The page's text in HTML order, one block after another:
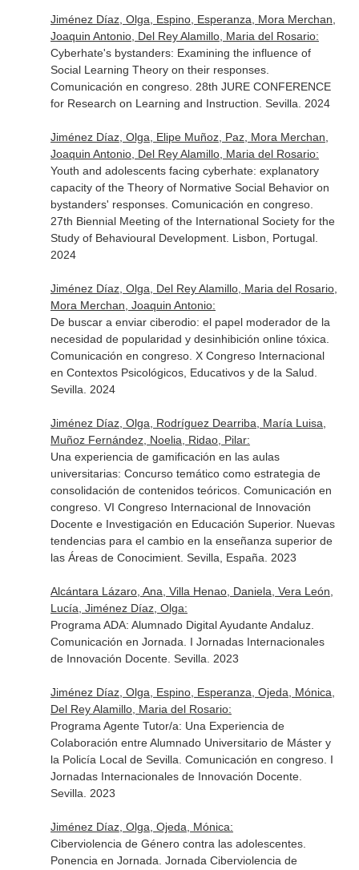
Jiménez Díaz, Olga, Espino, Esperanza, Mora Merchan,
Joaquin Antonio, Del Rey Alamillo, Maria del Rosario:
Cyberhate's bystanders: Examining the influence of
Social Learning Theory on their responses.
Comunicación en congreso. 28th JURE CONFERENCE
for Research on Learning and Instruction. Sevilla. 2024
Jiménez Díaz, Olga, Elipe Muñoz, Paz, Mora Merchan,
Joaquin Antonio, Del Rey Alamillo, Maria del Rosario:
Youth and adolescents facing cyberhate: explanatory
capacity of the Theory of Normative Social Behavior on
bystanders' responses. Comunicación en congreso.
27th Biennial Meeting of the International Society for the
Study of Behavioural Development. Lisbon, Portugal.
2024
Jiménez Díaz, Olga, Del Rey Alamillo, Maria del Rosario,
Mora Merchan, Joaquin Antonio:
De buscar a enviar ciberodio: el papel moderador de la
necesidad de popularidad y desinhibición online tóxica.
Comunicación en congreso. X Congreso Internacional
en Contextos Psicológicos, Educativos y de la Salud.
Sevilla. 2024
Jiménez Díaz, Olga, Rodríguez Dearriba, María Luisa,
Muñoz Fernández, Noelia, Ridao, Pilar:
Una experiencia de gamificación en las aulas
universitarias: Concurso temático como estrategia de
consolidación de contenidos teóricos. Comunicación en
congreso. VI Congreso Internacional de Innovación
Docente e Investigación en Educación Superior. Nuevas
tendencias para el cambio en la enseñanza superior de
las Áreas de Conocimient. Sevilla, España. 2023
Alcántara Lázaro, Ana, Villa Henao, Daniela, Vera León,
Lucía, Jiménez Díaz, Olga:
Programa ADA: Alumnado Digital Ayudante Andaluz.
Comunicación en Jornada. I Jornadas Internacionales
de Innovación Docente. Sevilla. 2023
Jiménez Díaz, Olga, Espino, Esperanza, Ojeda, Mónica,
Del Rey Alamillo, Maria del Rosario:
Programa Agente Tutor/a: Una Experiencia de
Colaboración entre Alumnado Universitario de Máster y
la Policía Local de Sevilla. Comunicación en congreso. I
Jornadas Internacionales de Innovación Docente.
Sevilla. 2023
Jiménez Díaz, Olga, Ojeda, Mónica:
Ciberviolencia de Género contra las adolescentes.
Ponencia en Jornada. Jornada Ciberviolencia de